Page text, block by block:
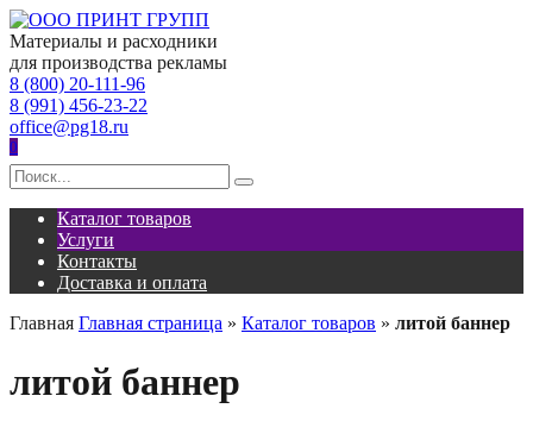
Перейти
к
содержанию
Материалы и расходники
для производства рекламы
8 (800) 20-111-96
8 (991) 456-23-22
office@pg18.ru
0
Search
for:
Каталог товаров
Услуги
Контакты
Доставка и оплата
Главная Главная страница » Каталог товаров » литой баннер
литой баннер